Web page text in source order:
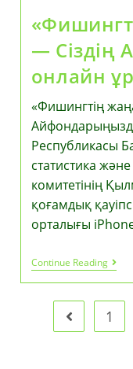
— Сіздің
онлайн
«Фишингтің
Республикасы
статистика
комитетінің
қоғамдық
орталығы
Continue Reading
Жаңа
—
Сіздің
Go to the
1